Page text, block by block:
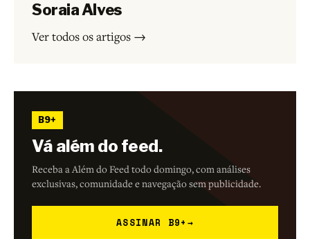
Soraia Alves
Ver todos os artigos →
B9+
Vá além do feed.
Receba a Além do Feed todo domingo, com análises
exclusivas, comunidade e navegação sem publicidade.
ASSINAR B9+ →